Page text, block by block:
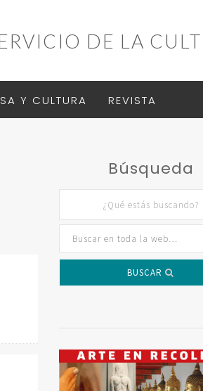
DE LA
Y CULTURA REVISTA
Búsqueda
BUSCAR